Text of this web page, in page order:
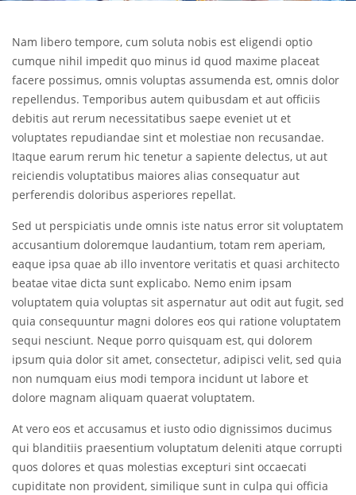
Nam libero tempore, cum soluta nobis est eligendi optio
cumque nihil impedit quo minus id quod maxime placeat
facere possimus, omnis voluptas assumenda est, omnis dolor
repellendus. Temporibus autem quibusdam et aut officiis
debitis aut rerum necessitatibus saepe eveniet ut et
voluptates repudiandae sint et molestiae non recusandae.
Itaque earum rerum hic tenetur a sapiente delectus, ut aut
reiciendis voluptatibus maiores alias consequatur aut
perferendis doloribus asperiores repellat.
Sed ut perspiciatis unde omnis iste natus error sit voluptatem
accusantium doloremque laudantium, totam rem aperiam,
eaque ipsa quae ab illo inventore veritatis et quasi architecto
beatae vitae dicta sunt explicabo. Nemo enim ipsam
voluptatem quia voluptas sit aspernatur aut odit aut fugit, sed
quia consequuntur magni dolores eos qui ratione voluptatem
sequi nesciunt. Neque porro quisquam est, qui dolorem
ipsum quia dolor sit amet, consectetur, adipisci velit, sed quia
non numquam eius modi tempora incidunt ut labore et
dolore magnam aliquam quaerat voluptatem.
At vero eos et accusamus et iusto odio dignissimos ducimus
qui blanditiis praesentium voluptatum deleniti atque corrupti
quos dolores et quas molestias excepturi sint occaecati
cupiditate non provident, similique sunt in culpa qui officia